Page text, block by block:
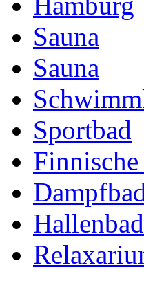
Sauna
Sauna
Sportbad
Finnische
Hallenbad